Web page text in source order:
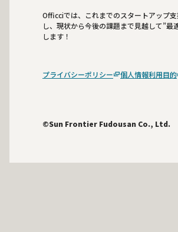
Officciでは、これまでのスタートアップ
し、現状から今後の課題まで見越して”最
します！
プライバシーポリシー 個人情報利用目的
©Sun Frontier Fudousan Co., Ltd.